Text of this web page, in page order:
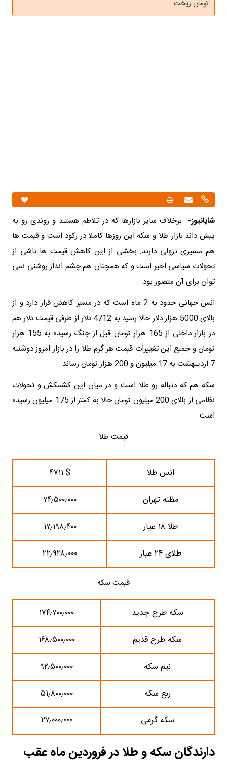
تومان ریخت
شایانیوز- برخلاف سایر بازارها که در تلاطم هستند و روندی رو به
پیش داند بازار طلا و سکه این روزها کاملا در رکود است و قیمت ها
هم مسیری نزولی دارند. بخشی از این کاهش قیمت ها ناشی از
تحولات سیاسی اخیر است و که همچنان هم چشم انداز روشنی نمی
توان برای آن متصور بود.
انس جهانی حدود به 2 ماه است که در مسیر کاهش قرار دارد و از
بالای 5000 هزار دلار حالا رسید به 4712 دلار از طرفی قیمت دلار هم
در بازار داخلی از 165 هزار تومان قبل از جنگ رسیده به 155 هزار
تومان و جمیع این تغییرات قیمت هر گرم طلا را در بازار امروز دوشنبه
7 اردیبهشت به 17 میلیون و 200 هزار تومان رساند.
سکه هم که دنباله رو طلا است و در میان این کشمکش و تحولات
نظامی از بالای 200 میلیون تومان حالا به کمتر از 175 میلیون رسیده
است.
قیمت طلا
انس طلا
$ ۴۷۱۱
مظنه تهران
۷۴٫۵۰۰٫۰۰۰
طلا ۱۸ عیار
۱۷٫۱۹۸٫۴۰۰
طلای ۲۴ عیار
۲۲٫۹۲۸٫۰۰۰
قیمت سکه
سکه طرح جدید
۱۷۴٫۷۰۰٫۰۰۰
سکه طرح قدیم
۱۶۸٫۵۰۰٫۰۰۰
نیم سکه
۹۲٫۵۰۰٫۰۰۰
ربع سکه
۵۱٫۸۰۰٫۰۰۰
سکه گرمی
۲۷٫۰۰۰٫۰۰۰
دارندگان سکه و طلا در فروردین ماه عقب